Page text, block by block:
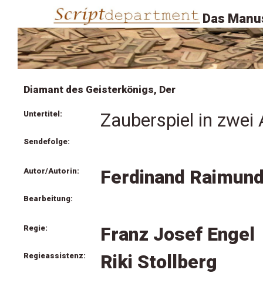
Das
Diamant des Geisterkönigs, Der
Untertitel: Zauberspiel in zwei
Sendefolge:
Autor/Autorin: Ferdinand
Bearbeitung:
Regie: Franz Josef Engel
Regieassistenz: Riki Stollberg